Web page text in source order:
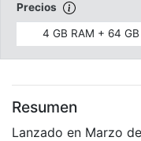
Precios
4 GB RAM + 64 GB
Resumen
Lanzado en Marzo